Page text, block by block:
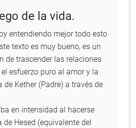
de la vida.
entendiendo mejor todo esto
texto es muy bueno, es un
de trascender las relaciones
esfuerzo puro al amor y la
de Kether (Padre) a través de
en intensidad al hacerse
Hesed (equivalente del